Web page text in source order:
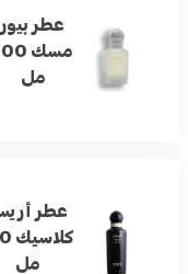
عطر بيور
مسك
مل
عطر
مل